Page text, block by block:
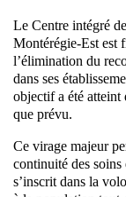
Le Centre intégré
Montérégie-Est est
l’élimination du
dans ses
objectif a été atteint
que prévu.
Ce virage majeur
continuité des
s’inscrit dans la